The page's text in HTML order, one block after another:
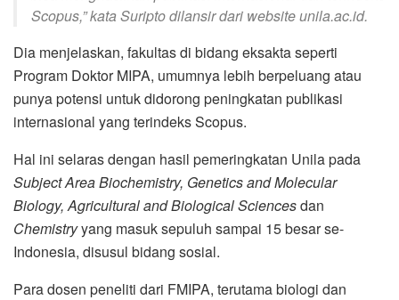
Scopus,” kata Suripto dilansir dari website unila.ac.id.
Dia menjelaskan, fakultas di bidang eksakta seperti
Program Doktor MIPA, umumnya lebih berpeluang atau
punya potensi untuk didorong peningkatan publikasi
internasional yang terindeks Scopus.
Hal ini selaras dengan hasil pemeringkatan Unila pada
Subject Area Biochemistry, Genetics and Molecular
Biology, Agricultural and Biological Sciencesdan
Chemistryyang masuk sepuluh sampai 15 besar se-
Indonesia, disusul bidang sosial.
Para dosen peneliti dari FMIPA, terutama biologi dan